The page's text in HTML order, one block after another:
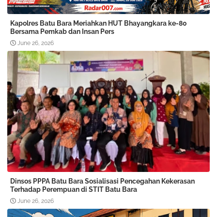
Kapolres Batu Bara Meriahkan HUT Bhayangkara ke-80
Bersama Pemkab dan Insan Pers
June 26, 2026
Dinsos PPPA Batu Bara Sosialisasi Pencegahan Kekerasan
Terhadap Perempuan di STIT Batu Bara
June 26, 2026